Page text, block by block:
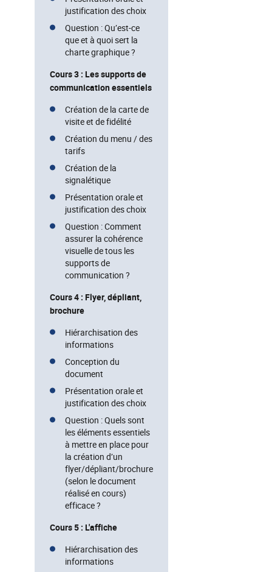
justification des choix
Question : Qu’est-ce
que et à quoi sert la
charte graphique ?
Cours 3 : Les supports de
communication essentiels
Création de la carte de
visite et de fidélité
Création du menu / des
tarifs
Création de la
signalétique
Présentation orale et
justification des choix
Question : Comment
assurer la cohérence
visuelle de tous les
supports de
communication ?
Cours 4 : Flyer, dépliant,
brochure
Hiérarchisation des
informations
Conception du
document
Présentation orale et
justification des choix
Question : Quels sont
les éléments essentiels
à mettre en place pour
la création d’un
flyer/dépliant/brochure
(selon le document
réalisé en cours)
efficace ?
Cours 5 : L'affiche
Hiérarchisation des
informations